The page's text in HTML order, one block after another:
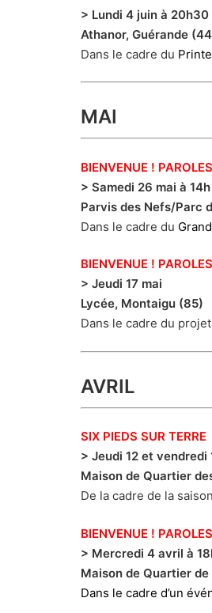
> Lundi 4 juin à 20h30
Athanor, Guérande
Dans le cadre du
MAI
BIENVENUE !
> Samedi 26 mai à
Parvis des Nefs/Parc
Dans le cadre du
BIENVENUE !
> Jeudi 17 mai
Lycée, Montaigu (85)
Dans le cadre du
AVRIL
SIX PIEDS SUR TERRE
> Jeudi 12 et
Maison de Quartier
De la cadre de la
BIENVENUE !
> Mercredi 4 avril à
Maison de Quartier
Dans le cadre d’un